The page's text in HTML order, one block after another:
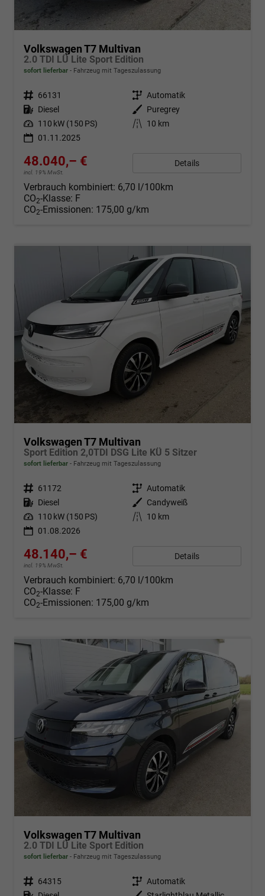
Volkswagen T7 Multivan
2.0 TDI LÜ Lite Sport Edition
sofort lieferbar Fahrzeug mit Tageszulassung
Fahrzeugnr. 66131 Getriebe Automatik
Kraftstoff Diesel Außenfarbe
Puregrey
Leistung 110 kW (150 PS) Kilometerstand
10 km
01.11.2025
48.040,– €
incl. 19% MwSt.
Details
Verbrauch kombiniert: 6,70 l/100km
CO2-Klasse: F
CO2-Emissionen: 175,00 g/km
Volkswagen T7 Multivan
Sport Edition 2,0TDI DSG Lite KÜ 5 Sitzer
sofort lieferbar Fahrzeug mit Tageszulassung
Fahrzeugnr. 61172 Getriebe Automatik
Kraftstoff Diesel Außenfarbe
Candyweiß
Leistung 110 kW (150 PS) Kilometerstand
10 km
01.08.2026
48.140,– €
incl. 19% MwSt.
Details
Verbrauch kombiniert: 6,70 l/100km
CO2-Klasse: F
CO2-Emissionen: 175,00 g/km
Volkswagen T7 Multivan
2.0 TDI LÜ Lite Sport Edition
sofort lieferbar Fahrzeug mit Tageszulassung
Fahrzeugnr. 64315 Getriebe Automatik